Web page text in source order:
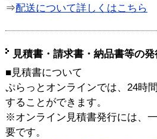
⇒配送について詳しくはこちら
見積書・請求書・納品書等の
■見積書について
ぷらっとオンラインでは、24時
することができます。
※オンライン見積書発行には、
要です。